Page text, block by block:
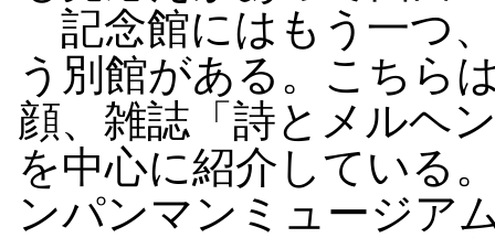
記念館にはもう一つ
う別館がある。こちら
顔、雑誌「詩とメルヘ
を中心に紹介している
ンパンマンミュージア